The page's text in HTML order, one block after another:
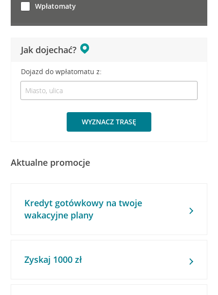
Jak dojechać?
Dojazd do wpłatomatu z:
WYZNACZ TRASĘ
Wpłatomaty
Aktualne promocje
Kredyt gotówkowy na twoje
wakacyjne plany
Zyskaj 1000 zł